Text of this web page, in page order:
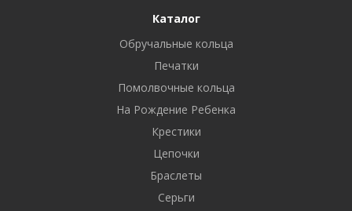
Каталог
Обручальные кольца
Печатки
Помолвочные кольца
На Рождение Ребенка
Крестики
Цепочки
Браслеты
Серьги